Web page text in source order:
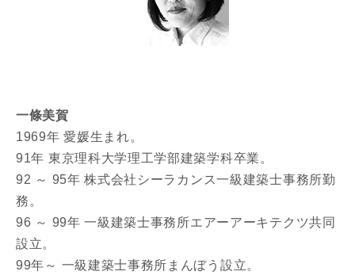
一條美賀
1969年 愛媛生まれ。
91年 東京理科大学理工学部建築学科卒業。
92 ～ 95年 株式会社シーラカンス一級建築士事務所勤
務。
96 ～ 99年 一級建築士事務所エアーアーキテクツ共同
設立。
99年～ 一級建築士事務所まんぼう設立。